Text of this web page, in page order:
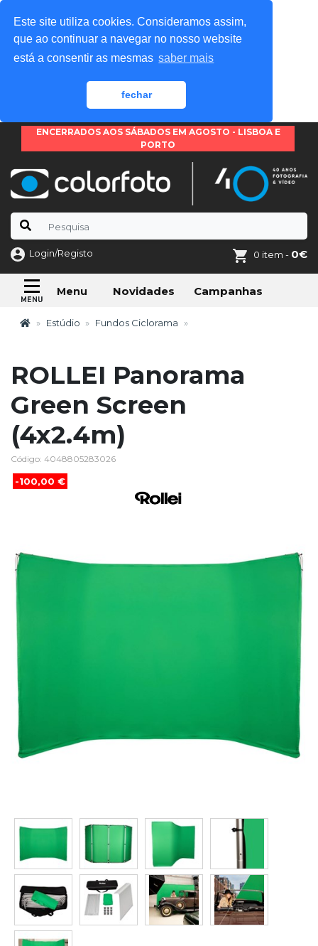
Este site utiliza cookies. Consideramos assim,
que ao continuar a navegar no nosso website
está a consentir as mesmas saber mais
fechar
ENCERRADOS AOS SÁBADOS EM AGOSTO - LISBOA E
PORTO
Login/Registo 0 item - 0€
Menu Novidades Campanhas
Estúdio Fundos Ciclorama
ROLLEI Panorama
Green Screen
(4x2.4m)
Código: 4048805283026
-100,00 €